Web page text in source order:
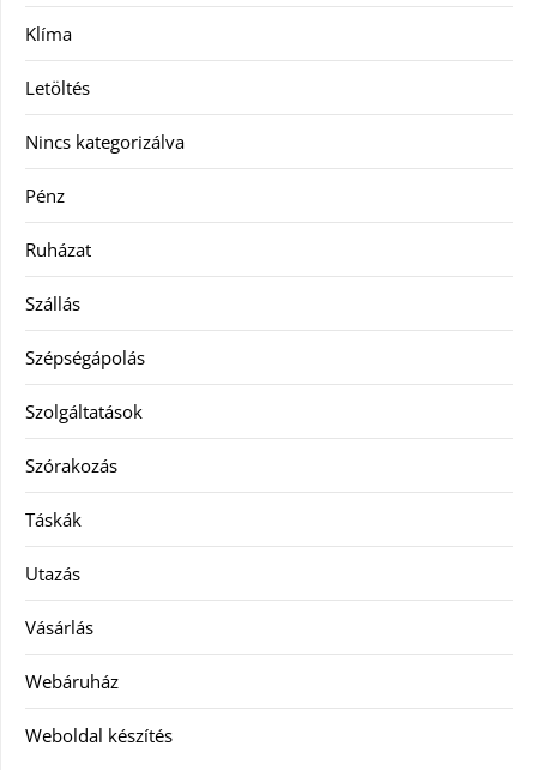
Klíma
Letöltés
Nincs kategorizálva
Pénz
Ruházat
Szállás
Szépségápolás
Szolgáltatások
Szórakozás
Táskák
Utazás
Vásárlás
Webáruház
Weboldal készítés